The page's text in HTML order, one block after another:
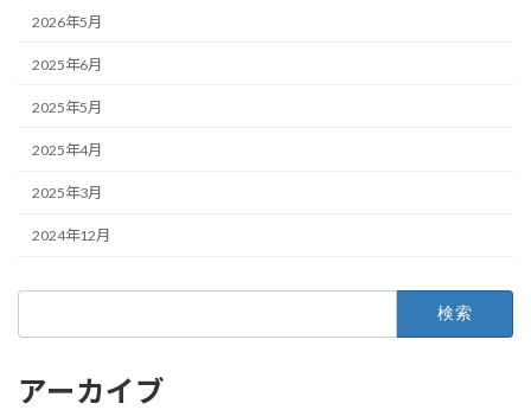
2026年5月
2025年6月
2025年5月
2025年4月
2025年3月
2024年12月
アーカイブ